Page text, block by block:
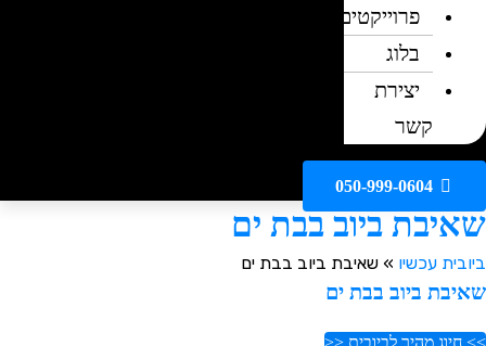
פרוייקטים
בלוג
יצירת
קשר
050-999-0604
ביוב בבת ים
עכשיו»שאיבת ביוב בבת ים
ביוב בבת ים
חיוג מהיר לביובית <<